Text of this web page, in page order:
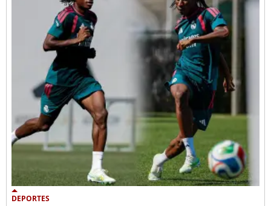
DEPORTES